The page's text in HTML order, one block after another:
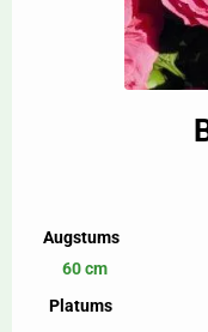
Augstums
60 cm
Platums